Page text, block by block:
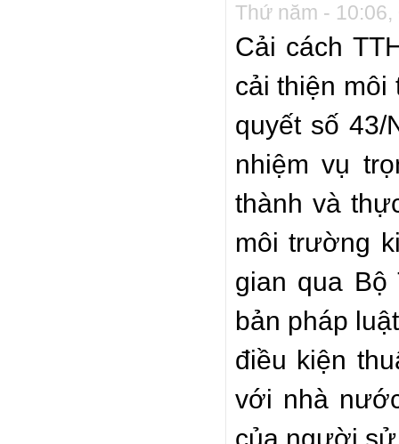
Thứ năm - 10:06,
Cải cách
cải thiện
quyết số 43/
nhiệm vụ
thành và
môi trường
gian qua Bộ
bản pháp
điều kiện
với nhà